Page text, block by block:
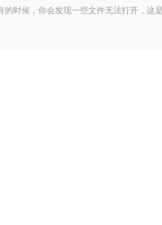
的时候，你会发现一些文件无法打开，